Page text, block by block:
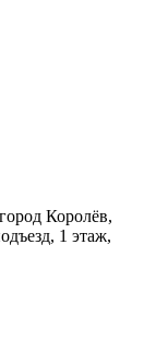
Королёв,
1 этаж,